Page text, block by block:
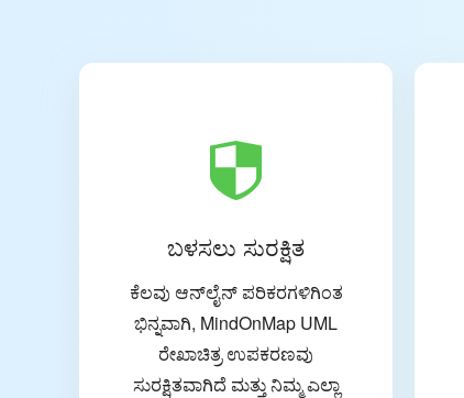
ಬಳಸಲು ಸುರಕ್ಷಿತ
ಕೆಲವು ಆನ್‌ಲೈನ್ ಪರಿಕರಗಳಿಗಿಂತ
ಭಿನ್ನವಾಗಿ, MindOnMap UML
ರೇಖಾಚಿತ್ರ ಉಪಕರಣವು
ಸುರಕ್ಷಿತವಾಗಿದೆ ಮತ್ತು ನಿಮ್ಮ ಎಲ್ಲಾ